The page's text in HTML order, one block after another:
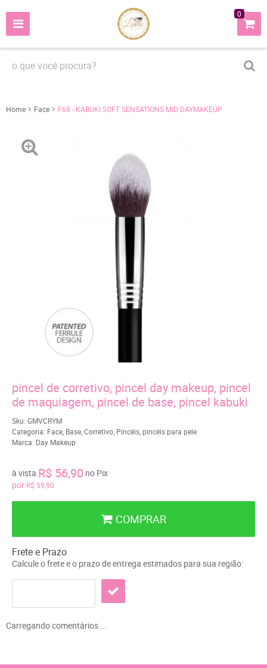
0
Home Face F68 - KABUKI SOFT SENSATIONS MID DAYMAKEUP
pincel de corretivo, pincel day makeup, pincel
de maquiagem, pincel de base, pincel kabuki
Sku: GMVCRYM
Categoria: Face Base Corretivo Pincéis pincéis para pele
Marca: Day Makeup
por R$ 59,90
à vista R$ 56,90 no Pix
COMPRAR
Frete e Prazo
Calcule o frete e o prazo de entrega estimados para sua região:
Carregando comentários ...